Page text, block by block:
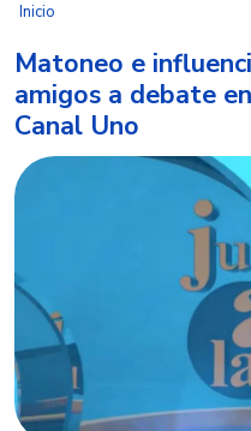
Inicio
Matoneo e
amigos a debate
Canal Uno